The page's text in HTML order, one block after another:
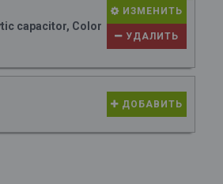
capacitor, Color
ИЗМЕНИТЬ
УДАЛИТЬ
ДОБАВИТЬ